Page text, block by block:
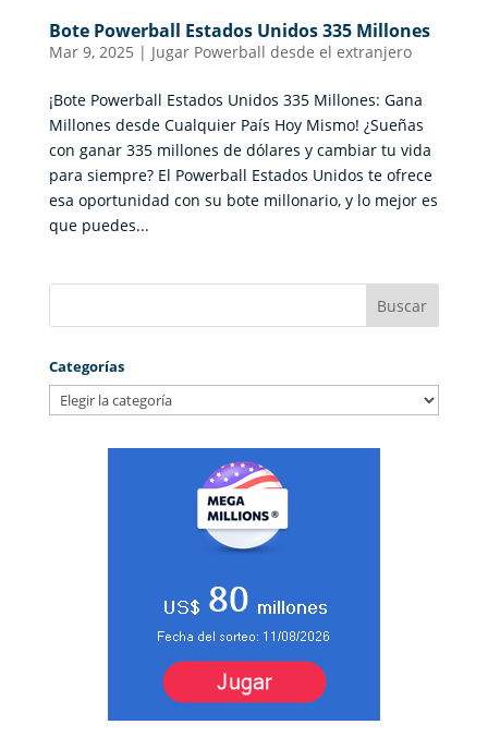
Bote Powerball Estados Unidos 335 Millones
Mar 9, 2025 | Jugar Powerball desde el extranjero
¡Bote Powerball Estados Unidos 335 Millones: Gana
Millones desde Cualquier País Hoy Mismo! ¿Sueñas
con ganar 335 millones de dólares y cambiar tu vida
para siempre? El Powerball Estados Unidos te ofrece
esa oportunidad con su bote millonario, y lo mejor es
que puedes...
Categorías
Categorías